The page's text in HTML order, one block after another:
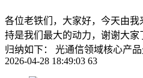
各位老铁们，大家好，今天由
持是我们最大的动力，谢谢大
归纳如下： 光通信领域核心产
2026-04-28 18:49:03 63